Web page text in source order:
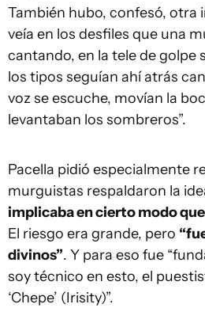
También hubo, confesó, otra
veía en los desfiles que una
cantando, en la tele de golpe
los tipos seguían ahí atrás
voz se escuche, movían la
levantaban los sombreros”.
Pacella pidió especialmente
murguistas respaldaron la
implicaba en cierto modo
El riesgo era grande, pero
divinos”. Y para eso fue
soy técnico en esto, el
‘Chepe’ (Irisity)”.